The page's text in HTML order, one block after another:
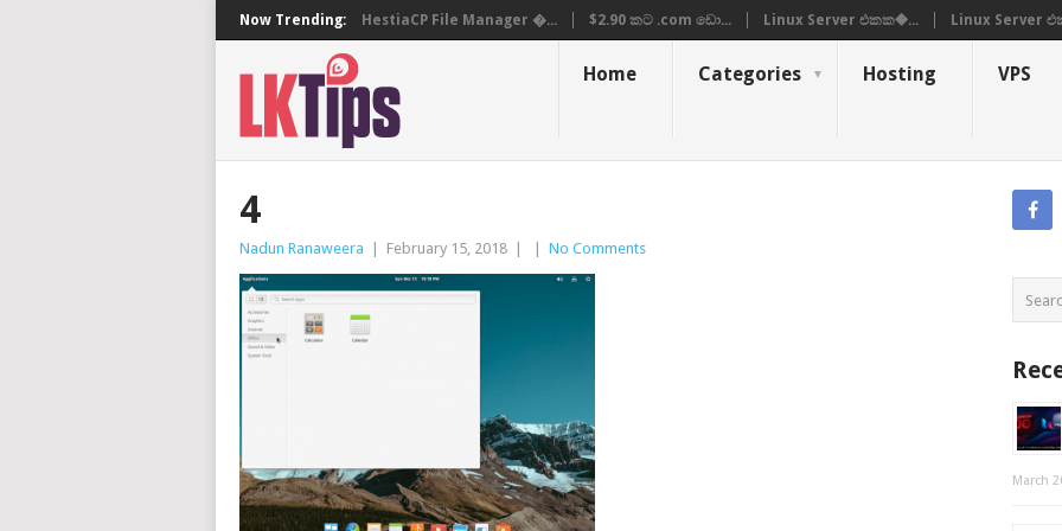
Now Trending: HestiaCP File Manager �... $2.90 කට .com ඩො... Linux Server එකක�... Linux Server
Home Categories Hosting VPS
4
Nadun Ranaweera February 15, 2018 No Comments
March